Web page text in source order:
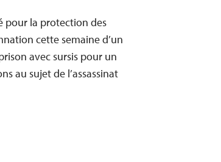
pour la protection des
cette semaine d’un
avec sursis pour un
au sujet de l’assassinat